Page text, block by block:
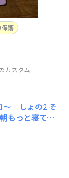
保護
カスタム
〜 しょの2 そ
もっと寝てれ
ﾟДﾟ)y─┛~~と
るとまだ養生の
守らず、使った
だの🐷野郎だ‼️